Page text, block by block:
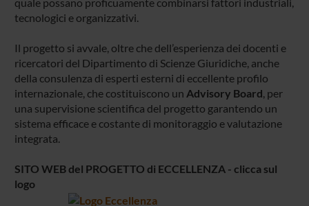
tecnologici e organizzativi.
Il progetto si avvale, oltre che dell’esperienza dei docenti e
ricercatori del Dipartimento di Scienze Giuridiche, anche
della consulenza di esperti esterni di eccellente profilo
internazionale, che costituiscono un Advisory Board, per
una supervisione scientifica del progetto garantendo un
sistema efficace e costante di monitoraggio e valutazione
integrata.
SITO WEB del PROGETTO di ECCELLENZA - clicca sul
logo